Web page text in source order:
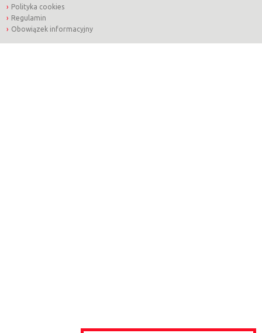
Polityka cookies
Regulamin
Obowiązek informacyjny